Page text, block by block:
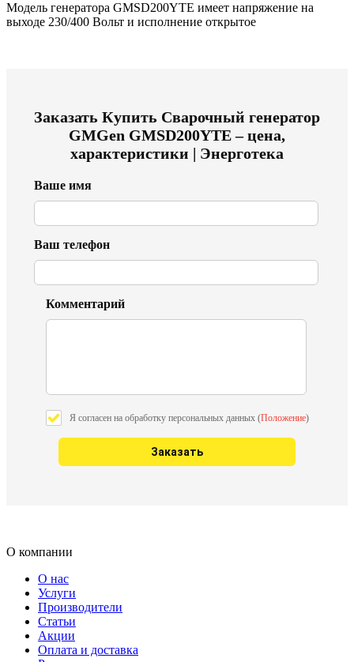
Модель генератора GMSD200YTE имеет напряжение на
выходе 230/400 Вольт и исполнение открытое
Заказать Купить Сварочный генератор
GMGen GMSD200YTE – цена,
характеристики | Энерготека
Ваше имя
Ваш телефон
Комментарий
Я согласен на обработку персональных данных (Положение)
О компании
О нас
Услуги
Производители
Статьи
Акции
Оплата и доставка